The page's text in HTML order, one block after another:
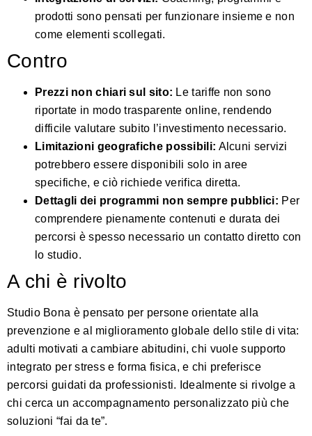
prodotti sono pensati per funzionare insieme e non
come elementi scollegati.
Contro
Prezzi non chiari sul sito: Le tariffe non sono
riportate in modo trasparente online, rendendo
difficile valutare subito l’investimento necessario.
Limitazioni geografiche possibili: Alcuni servizi
potrebbero essere disponibili solo in aree
specifiche, e ciò richiede verifica diretta.
Dettagli dei programmi non sempre pubblici: Per
comprendere pienamente contenuti e durata dei
percorsi è spesso necessario un contatto diretto con
lo studio.
A chi è rivolto
Studio Bona è pensato per persone orientate alla
prevenzione e al miglioramento globale dello stile di vita:
adulti motivati a cambiare abitudini, chi vuole supporto
integrato per stress e forma fisica, e chi preferisce
percorsi guidati da professionisti. Idealmente si rivolge a
chi cerca un accompagnamento personalizzato più che
soluzioni “fai da te”.